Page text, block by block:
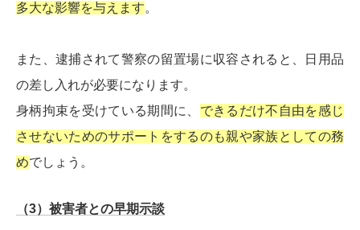
多大な影響を与えます。
また、逮捕されて警察の留置場に収容されると、日用品
の差し入れが必要になります。
身柄拘束を受けている期間に、 できるだけ不自由を感じ
させないためのサポートをするのも親や家族としての務
めでしょう。
（3）被害者との早期示談